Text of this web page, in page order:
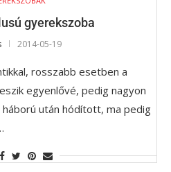
gyerekszoba
2014-05-19
rosszabb esetben a
egyenlővé, pedig nagyon
után hódított, ma pedig